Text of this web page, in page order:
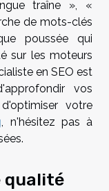
traîne », «
de mots-clés
poussée qui
sur les moteurs
en SEO est
vos
votre
, n'hésitez pas à
qualité